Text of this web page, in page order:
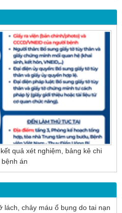
ngược dòng – Giải pháp tối ưu
sỏi ống mật chủ
quả xét nghiệm, bảng kê chi
án
chảy máu ổ bụng do tai nạn